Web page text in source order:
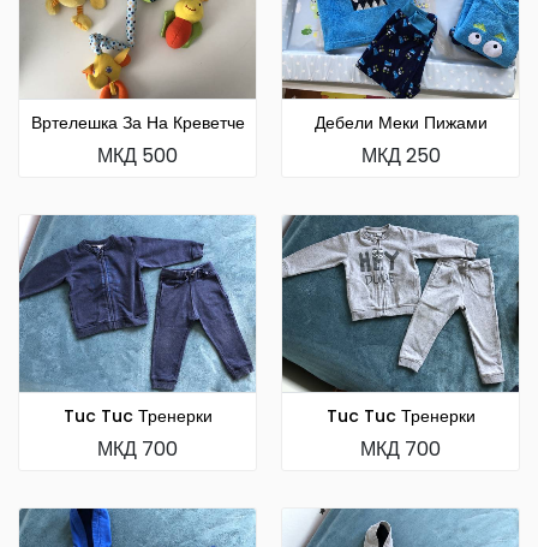
Вртелешка За На Креветче
МКД 500
Дебели Меки Пижами
МКД 250
Tuc Tuc Тренерки
МКД 700
Tuc Tuc Тренерки
МКД 700